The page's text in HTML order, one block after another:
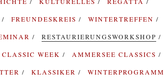
FREUNDESKREIS
WINTERTREFFEN
RESTAURIERUNGSWORKSHOP
CLASSIC WEEK
AMMERSEE CLASSICS
KLASSIKER
WINTERPROGRAMM